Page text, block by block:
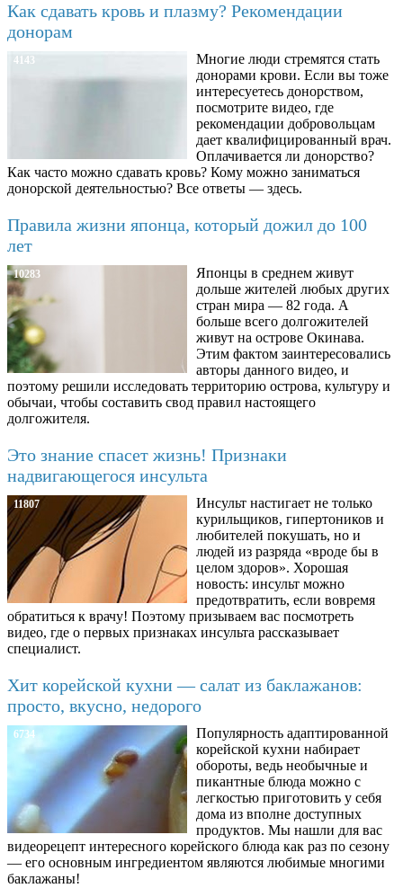
Как сдавать кровь и плазму? Рекомендации
донорам
4143
Многие люди стремятся стать
донорами крови. Если вы тоже
интересуетесь донорством,
посмотрите видео, где
рекомендации добровольцам
дает квалифицированный врач.
Оплачивается ли донорство?
Как часто можно сдавать кровь? Кому можно заниматься
донорской деятельностью? Все ответы — здесь.
Правила жизни японца, который дожил до 100
лет
10283
Японцы в среднем живут
дольше жителей любых других
стран мира — 82 года. А
больше всего долгожителей
живут на острове Окинава.
Этим фактом заинтересовались
авторы данного видео, и
поэтому решили исследовать территорию острова, культуру и
обычаи, чтобы составить свод правил настоящего
долгожителя.
Это знание спасет жизнь! Признаки
надвигающегося инсульта
11807
Инсульт настигает не только
курильщиков, гипертоников и
любителей покушать, но и
людей из разряда «вроде бы в
целом здоров». Хорошая
новость: инсульт можно
предотвратить, если вовремя
обратиться к врачу! Поэтому призываем вас посмотреть
видео, где о первых признаках инсульта рассказывает
специалист.
Хит корейской кухни — салат из баклажанов:
просто, вкусно, недорого
6734
Популярность адаптированной
корейской кухни набирает
обороты, ведь необычные и
пикантные блюда можно с
легкостью приготовить у себя
дома из вполне доступных
продуктов. Мы нашли для вас
видеорецепт интересного корейского блюда как раз по сезону
— его основным ингредиентом являются любимые многими
баклажаны!